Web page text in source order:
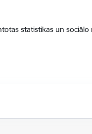
statistikas un sociālo